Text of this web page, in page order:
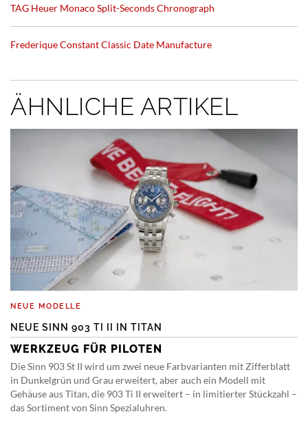
TAG Heuer Monaco Split-Seconds Chronograph
Frederique Constant Classic Date Manufacture
ÄHNLICHE ARTIKEL
NEUE MODELLE
NEUE SINN 903 TI II IN TITAN
WERKZEUG FÜR PILOTEN
Die Sinn 903 St II wird um zwei neue Farbvarianten mit Zifferblatt
in Dunkelgrün und Grau erweitert, aber auch ein Modell mit
Gehäuse aus Titan, die 903 Ti II erweitert – in limitierter Stückzahl –
das Sortiment von Sinn Spezialuhren.